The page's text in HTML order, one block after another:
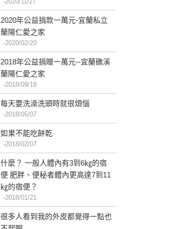
2020年公益捐款一萬元-宜蘭私立
蘭陽仁愛之家
2020/02/20
2018年公益捐贈一萬元--宜蘭礁溪
蘭陽仁愛之家
2018/09/18
每天要洗澡洗頭時就很煩惱
2018/05/07
如果不能吃餅乾
2018/02/07
什麼？ 一般人體內有3到6㎏的宿
便 肥胖、便秘者體內更高達7到11
㎏的宿便？
2018/01/21
很多人看到我的外皮都覺得一點也